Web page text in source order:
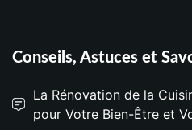
Conseils, Astuces et
La Rénovation de la
pour Votre Bien-Être et